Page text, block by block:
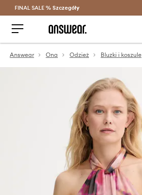
Oszczędzaj z Answear Club >
FINAL SALE % Szczegóły
Answear Ona Odzież Bluzki i koszule